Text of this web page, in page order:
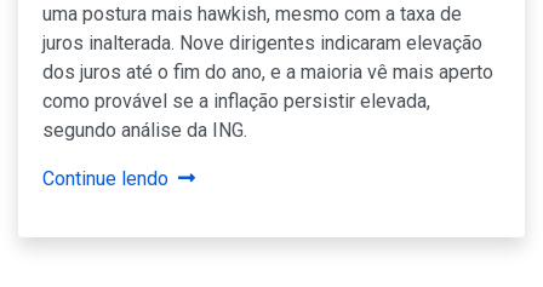
uma postura mais hawkish, mesmo com a taxa de
juros inalterada. Nove dirigentes indicaram elevação
dos juros até o fim do ano, e a maioria vê mais aperto
como provável se a inflação persistir elevada,
segundo análise da ING.
Continue lendo